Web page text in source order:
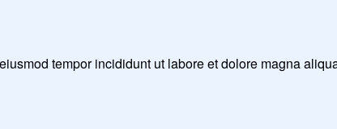
tempor incididunt ut labore et dolore magna